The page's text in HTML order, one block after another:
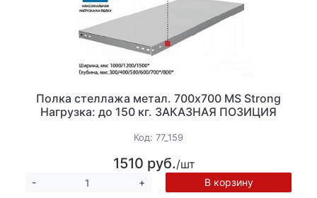
Полка стеллажа метал. 700х700 MS Strong
Нагрузка: до 150 кг. ЗАКАЗНАЯ ПОЗИЦИЯ
Код: 77_159
1510 руб./шт
- + В корзину